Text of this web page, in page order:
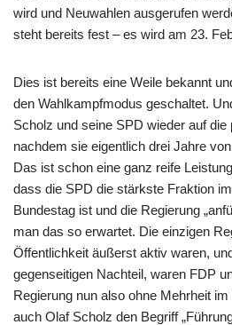
wird und Neuwahlen ausgerufen
steht bereits fest – es wird am 23.
Dies ist bereits eine Weile bekannt
den Wahlkampfmodus geschaltet.
Scholz und seine SPD wieder auf die
nachdem sie eigentlich drei Jahre
Das ist schon eine ganz reife
dass die SPD die stärkste Fraktion
Bundestag ist und die Regierung
man das so erwartet. Die einzigen
Öffentlichkeit äußerst aktiv waren,
gegenseitigen Nachteil, waren FDP
Regierung nun also ohne Mehrheit
auch Olaf Scholz den Begriff